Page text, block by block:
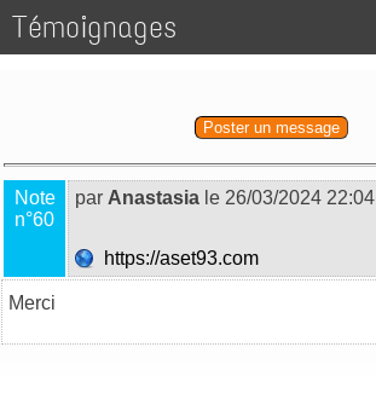
Témoignages
Poster un message
Note
n°60
par Anastasia le 26/03/2024 22:04
https://aset93.com
Merci